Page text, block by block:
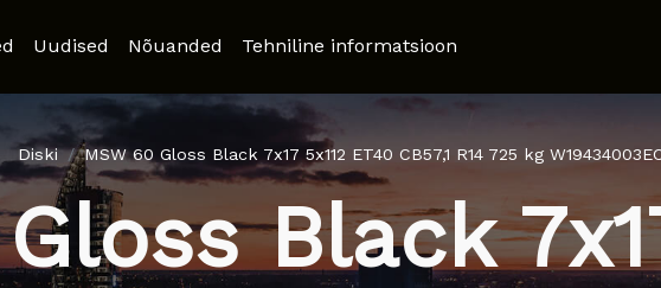
Uudised Nõuanded Tehniline informatsioon
Diski MSW 60 Gloss Black 7x17 5x112 ET40 CB57,1 R14 725 kg
Black